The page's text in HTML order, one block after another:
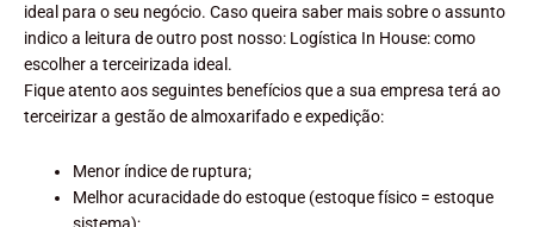
ideal para o seu negócio. Caso queira saber mais sobre o assunto
indico a leitura de outro post nosso: Logística In House: como
escolher a terceirizada ideal.
Fique atento aos seguintes benefícios que a sua empresa terá ao
terceirizar a gestão de almoxarifado e expedição:
Menor índice de ruptura;
Melhor acuracidade do estoque (estoque físico = estoque
sistema);